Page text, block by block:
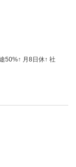
50%↑ 月8日休↑ 社